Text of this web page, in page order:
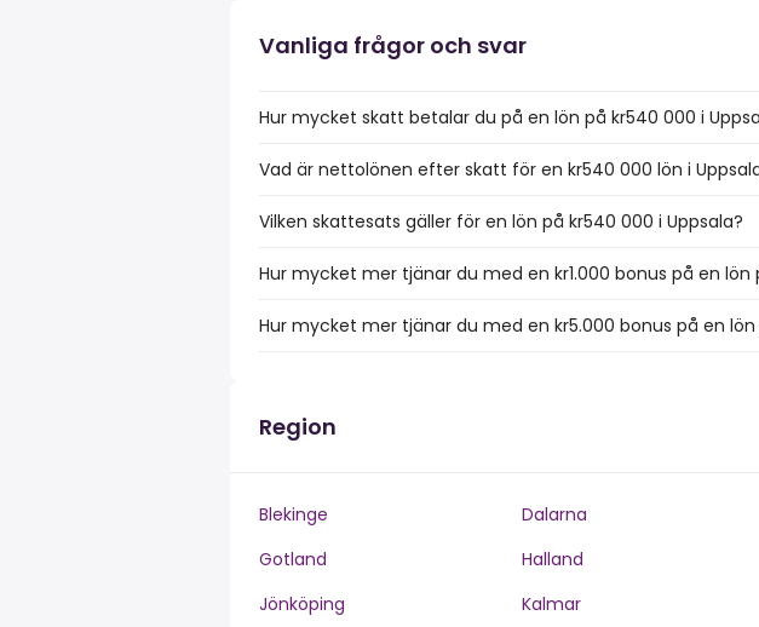
Vanliga frågor och svar
Hur mycket skatt betalar du på en lön på kr540 000 i
Vad är nettolönen efter skatt för en kr540 000 lön i
Vilken skattesats gäller för en lön på kr540 000 i Uppsala?
Hur mycket mer tjänar du med en kr1.000 bonus på en lön
Hur mycket mer tjänar du med en kr5.000 bonus på en lön
Region
Blekinge Dalarna
Gotland
Halland
Jönköping
Kalmar